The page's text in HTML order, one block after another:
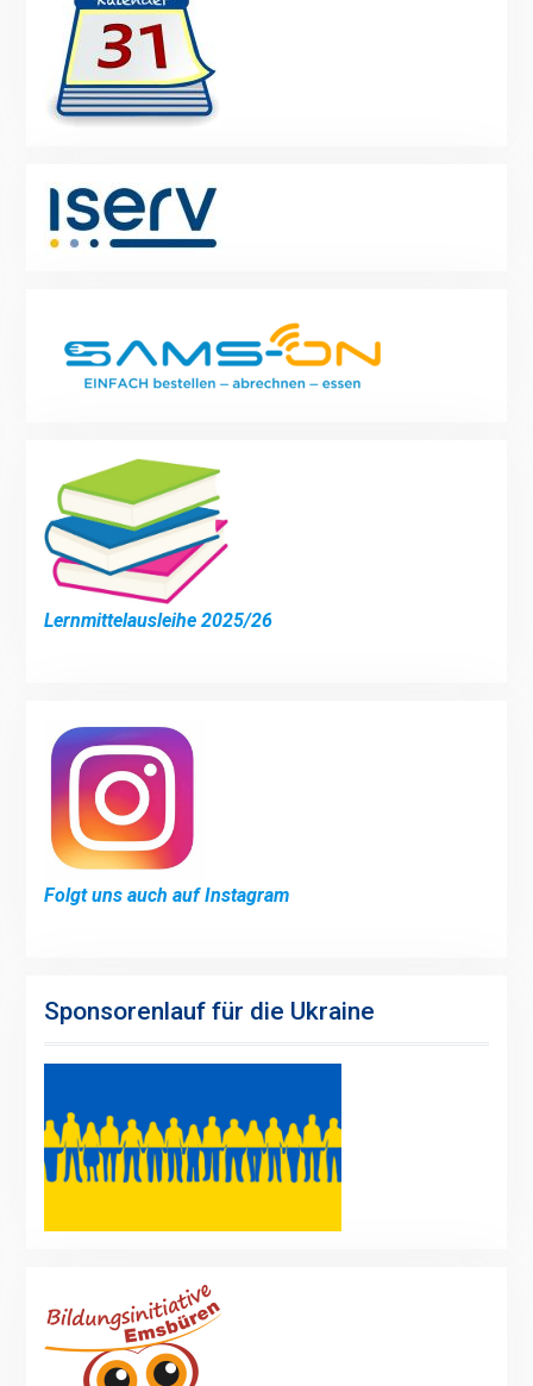
Lernmittelausleihe 2025/26
Folgt uns auch auf Instagram
Sponsorenlauf für die Ukraine